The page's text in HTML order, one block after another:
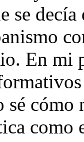
se
En mi
sé cómo
como